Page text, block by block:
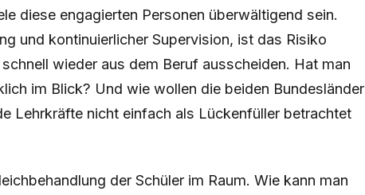
diese engagierten Personen überwältigend sein.
und kontinuierlicher Supervision, ist das Risiko
wieder aus dem Beruf ausscheiden. Hat man
im Blick? Und wie wollen die beiden Bundesländer
Lehrkräfte nicht einfach als Lückenfüller betrachtet
der Schüler im Raum. Wie kann man